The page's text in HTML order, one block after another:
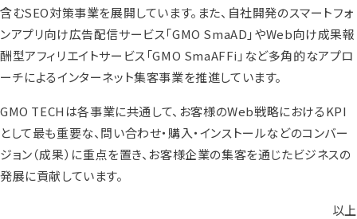
含むSEO対策事業を展開しています。また、自社開発のスマートフォ
ンアプリ向け広告配信サービス「GMO SmaAD」やWeb向け成果報
酬型アフィリエイトサービス「GMO SmaAFFi」など多角的なアプロ
ーチによるインターネット集客事業を推進しています。
GMO TECHは各事業に共通して、お客様のWeb戦略におけるKPI
として最も重要な、問い合わせ・購入・インストールなどのコンバー
ジョン（成果）に重点を置き、お客様企業の集客を通じたビジネスの
発展に貢献しています。
以上